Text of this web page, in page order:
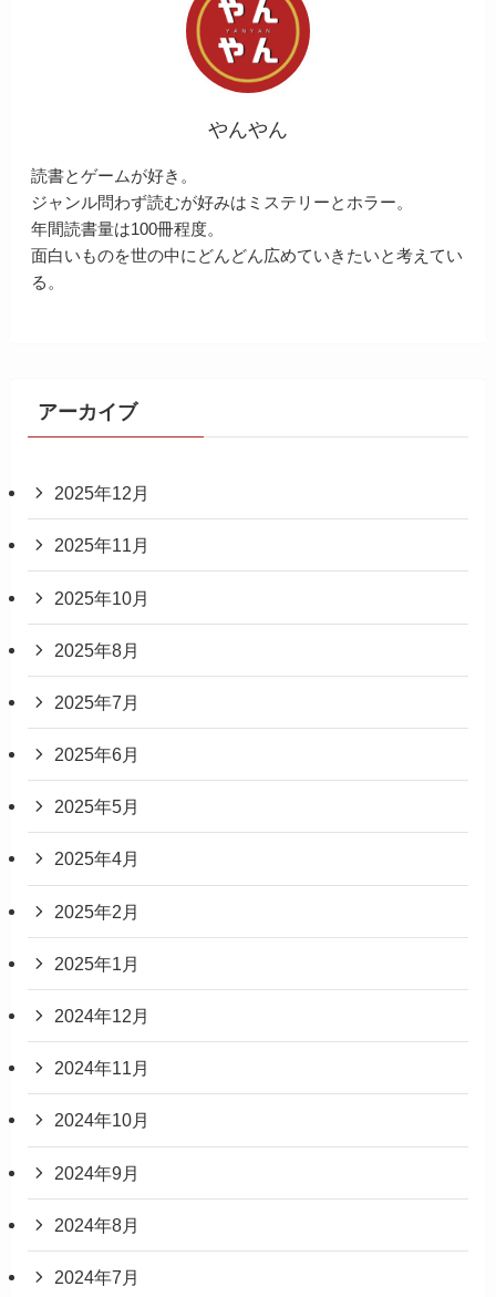
やんやん
読書とゲームが好き。
ジャンル問わず読むが好みはミステリーとホラー。
年間読書量は100冊程度。
面白いものを世の中にどんどん広めていきたいと考えてい
る。
アーカイブ
2025年12月
2025年11月
2025年10月
2025年8月
2025年7月
2025年6月
2025年5月
2025年4月
2025年2月
2025年1月
2024年12月
2024年11月
2024年10月
2024年9月
2024年8月
2024年7月